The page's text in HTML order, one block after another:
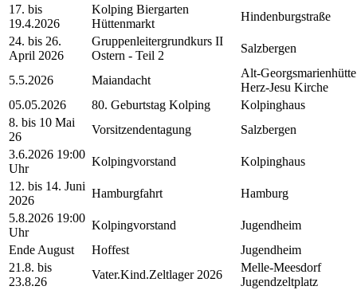
17. bis
19.4.2026
Kolping Biergarten
Hüttenmarkt
Hindenburgstraße
24. bis 26.
April 2026
Gruppenleitergrundkurs II
Ostern - Teil 2
Salzbergen
5.5.2026 Maiandacht
Alt-Georgsmarienhütte
Herz-Jesu Kirche
05.05.2026
80. Geburtstag Kolping Kolpinghaus
8. bis 10 Mai
26
Vorsitzendentagung Salzbergen
3.6.2026 19:00
Uhr
Kolpingvorstand Kolpinghaus
12. bis 14. Juni
2026
Hamburgfahrt Hamburg
5.8.2026 19:00
Uhr
Kolpingvorstand Jugendheim
Ende August
Hoffest Jugendheim
21.8. bis
23.8.26
Vater.Kind.Zeltlager 2026
Melle-Meesdorf
Jugendzeltplatz